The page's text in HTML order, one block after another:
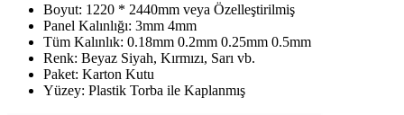
Boyut: 1220 * 2440mm veya Özelleştirilmiş
Panel Kalınlığı: 3mm 4mm
Tüm Kalınlık: 0.18mm 0.2mm 0.25mm 0.5mm
Renk: Beyaz Siyah, Kırmızı, Sarı vb.
Paket: Karton Kutu
Yüzey: Plastik Torba ile Kaplanmış